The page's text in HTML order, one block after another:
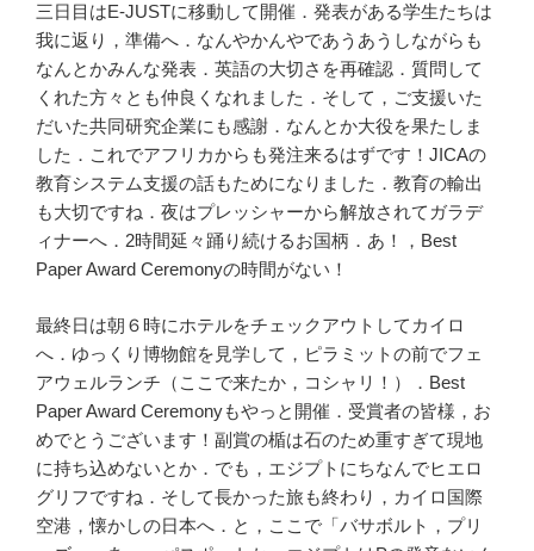
三日目はE-JUSTに移動して開催．発表がある学生たちは
我に返り，準備へ．なんやかんやであうあうしながらも
なんとかみんな発表．英語の大切さを再確認．質問して
くれた方々とも仲良くなれました．そして，ご支援いた
だいた共同研究企業にも感謝．なんとか大役を果たしま
した．これでアフリカからも発注来るはずです！JICAの
教育システム支援の話もためになりました．教育の輸出
も大切ですね．夜はプレッシャーから解放されてガラデ
ィナーへ．2時間延々踊り続けるお国柄．あ！，Best
Paper Award Ceremonyの時間がない！
最終日は朝６時にホテルをチェックアウトしてカイロ
へ．ゆっくり博物館を見学して，ピラミットの前でフェ
アウェルランチ（ここで来たか，コシャリ！）．Best
Paper Award Ceremonyもやっと開催．受賞者の皆様，お
めでとうございます！副賞の楯は石のため重すぎて現地
に持ち込めないとか．でも，エジプトにちなんでヒエロ
グリフですね．そして長かった旅も終わり，カイロ国際
空港，懐かしの日本へ．と，ここで「バサボルト，プリ